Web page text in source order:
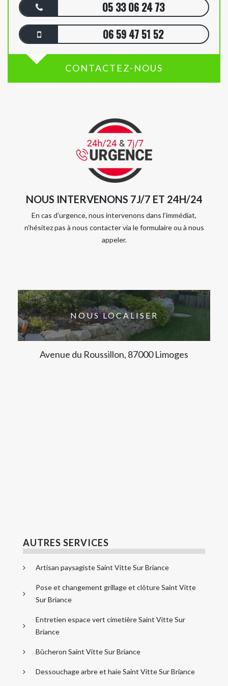
05 33 06 24 73
06 59 47 51 52
CONTACTEZ-NOUS
NOUS INTERVENONS 7J/7 ET 24H/24
En cas d’urgence, nous intervenons dans l’immédiat,
n’hésitez pas à nous contacter via le formulaire ou à nous
appeler.
NOUS LOCALISER
Avenue du Roussillon, 87000 Limoges
AUTRES SERVICES
Artisan paysagiste Saint Vitte Sur Briance
Pose et changement grillage et clôture Saint Vitte
Sur Briance
Entretien espace vert cimetière Saint Vitte Sur
Briance
Bûcheron Saint Vitte Sur Briance
Dessouchage arbre et haie Saint Vitte Sur Briance